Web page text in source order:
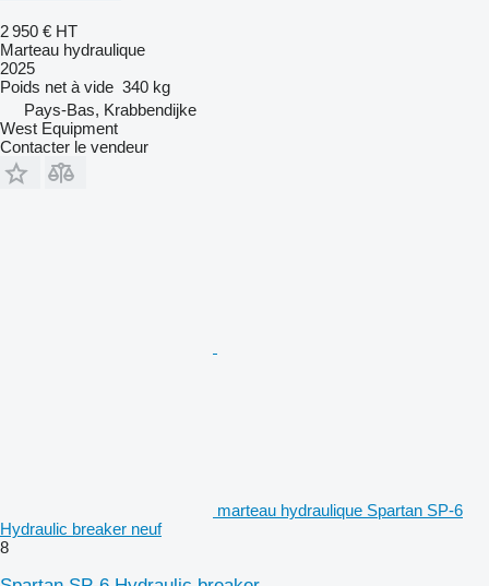
2 950 € HT
Marteau hydraulique
2025
Poids net à vide 340 kg
Pays-Bas, Krabbendijke
West Equipment
Contacter le vendeur
marteau hydraulique Spartan SP-6
Hydraulic breaker neuf
8